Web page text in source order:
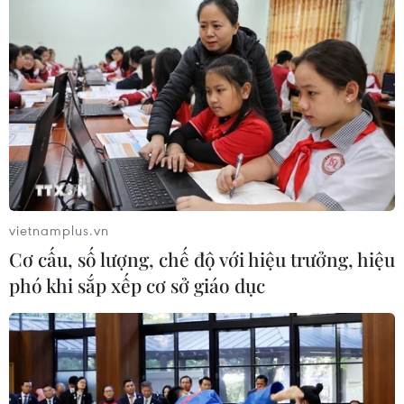
Xem thêm
CƠ QUAN CHỦ QUẢN: THÔNG TẤN XÃ VIỆT NAM
Tổng Biên tập: TRẦN TIẾN DUẨN
Phó Tổng Biên tập: NGUYỄN THỊ TÁM, KHÚC THANH
THỦY
Sở hữu trí tuệ
Quy định sử dụng
RSS
Hỗ trợ
vietnamplus.vn
Cơ cấu, số lượng, chế độ với hiệu trưởng, hiệu
phó khi sắp xếp cơ sở giáo dục